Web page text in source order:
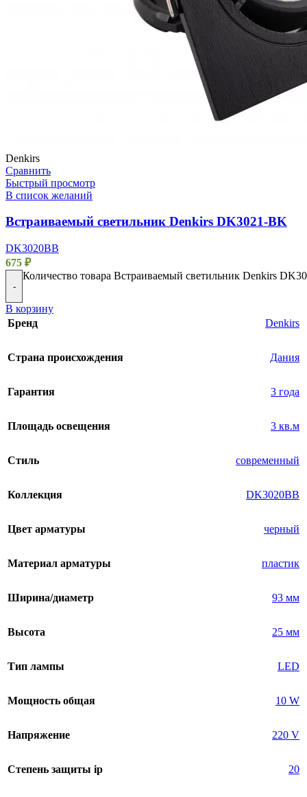
Denkirs
Сравнить
Быстрый просмотр
В список желаний
Встраиваемый светильник Denkirs DK3021-BK
DK3020BВ
675 ₽
-
Количество товара Встраиваемый светильник Denkirs
В корзину
Бренд
Denkirs
Страна происхождения Дания
Гарантия 3 года
Площадь освещения 3 кв.м
Стиль современный
Коллекция DK3020BВ
Цвет арматуры черный
Материал арматуры пластик
Ширина/диаметр 93 мм
Высота 25 мм
Тип лампы LED
Мощность общая 10 W
Напряжение 220 V
Степень защиты ip 20